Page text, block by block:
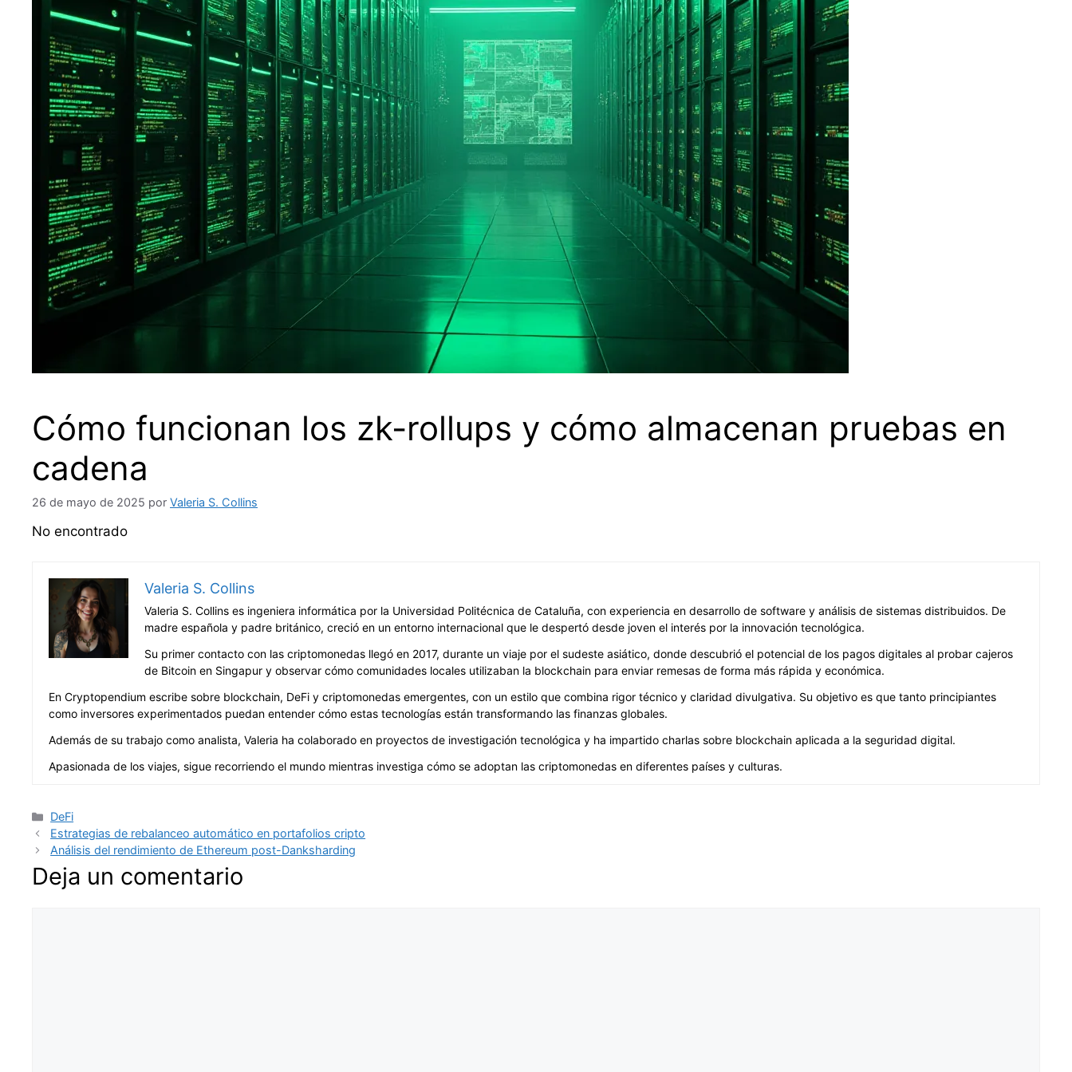
Cómo funcionan los zk-rollups y cómo almacenan pruebas en
cadena
26 de mayo de 2025 por Valeria S. Collins
No encontrado
Valeria S. Collins
Valeria S. Collins es ingeniera informática por la Universidad Politécnica de Cataluña, con experiencia en desarrollo de software y análisis de sistemas distribuidos. De
madre española y padre británico, creció en un entorno internacional que le despertó desde joven el interés por la innovación tecnológica.
Su primer contacto con las criptomonedas llegó en 2017, durante un viaje por el sudeste asiático, donde descubrió el potencial de los pagos digitales al probar cajeros
de Bitcoin en Singapur y observar cómo comunidades locales utilizaban la blockchain para enviar remesas de forma más rápida y económica.
En Cryptopendium escribe sobre blockchain, DeFi y criptomonedas emergentes, con un estilo que combina rigor técnico y claridad divulgativa. Su objetivo es que tanto principiantes
como inversores experimentados puedan entender cómo estas tecnologías están transformando las finanzas globales.
Además de su trabajo como analista, Valeria ha colaborado en proyectos de investigación tecnológica y ha impartido charlas sobre blockchain aplicada a la seguridad digital.
Apasionada de los viajes, sigue recorriendo el mundo mientras investiga cómo se adoptan las criptomonedas en diferentes países y culturas.
Categorías
DeFi
Estrategias de rebalanceo automático en portafolios cripto
Análisis del rendimiento de Ethereum post-Danksharding
Deja un comentario